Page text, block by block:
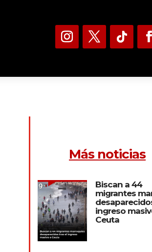
Más noticias
Biscan a 44
migrantes
ingreso
Ceuta